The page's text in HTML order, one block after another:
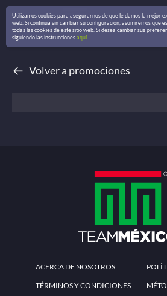
← Volver a promociones
ACERCA DE NOSOTROS
TÉRMINOS Y CONDICIONES
Utilizamos cookies para asegurarnos de que le damos la mejor
web. Si continúa sin cambiar su configuración, asumiremos que
todas las cookies de este sitio web. Si desea cambiar sus
siguiendo las instruccionesaquí